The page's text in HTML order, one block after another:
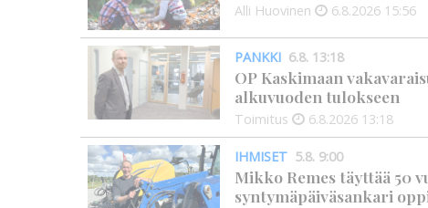
Alli Huovinen 6.8.2026 15:56
PANKKI 6.8. 13:18
OP Kaskimaan
alkuvuoden tulokseen
Toimitus 6.8.2026 13:18
IHMISET 5.8. 9:00
Mikko Remes täyttää 50
syntymäpäiväsankari